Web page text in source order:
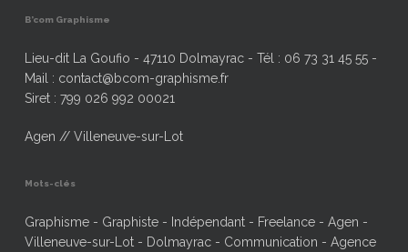
B’com Graphisme
Lieu-dit La Goufio - 47110 Dolmayrac - Tél : 06 73 31 45 55 -
Mail : contact@bcom-graphisme.fr
Siret : 799 026 992 00021
Agen // Villeneuve-sur-Lot
Mots-clés
Graphisme - Graphiste - Indépendant - Freelance - Agen -
Villeneuve-sur-Lot - Dolmayrac - Communication - Agence